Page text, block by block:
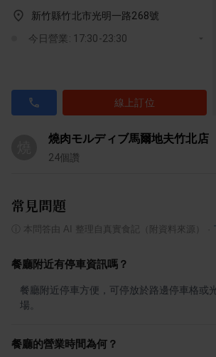
新竹縣竹北市光明一路268號
今日營業: 17:30-23:30
線上訂位
燒肉モルディブ馬爾地夫竹北店
24個讚
常見問題
本問答由 AI 整理自真實食記（附資料來源）
餐廳附近有停車資訊嗎？
餐廳附近停車方便，可停放於路邊停車格或
場。
餐廳的營業時間為何？